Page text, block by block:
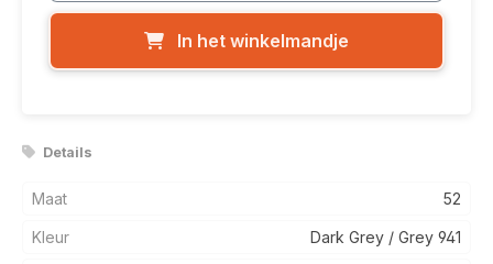
In het winkelmandje
Details
Maat 52
Kleur Dark Grey / Grey 941